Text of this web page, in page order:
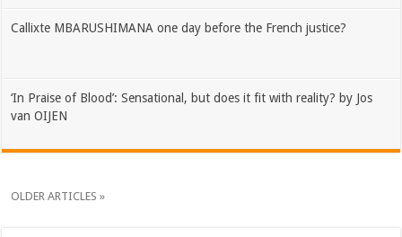
Callixte MBARUSHIMANA one day before the French justice?
‘In Praise of Blood’: Sensational, but does it fit with reality? by Jos
van OIJEN
OLDER ARTICLES »